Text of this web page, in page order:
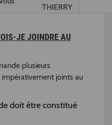
THIERRY
JE JOINDRE AU
plusieurs
joints au
doit être constitué